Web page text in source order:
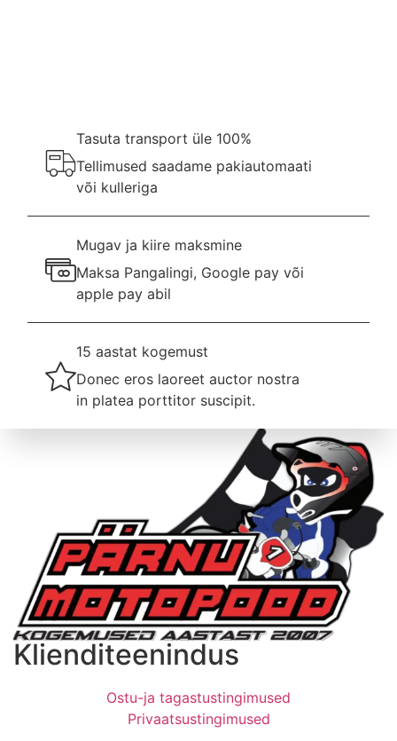
Tasuta transport üle 100%
Tellimused saadame pakiautomaati
või kulleriga
Mugav ja kiire maksmine
Maksa Pangalingi, Google pay või
apple pay abil
15 aastat kogemust
Donec eros laoreet auctor nostra
in platea porttitor suscipit.
Klienditeenindus
Ostu-ja tagastustingimused
Privaatsustingimused